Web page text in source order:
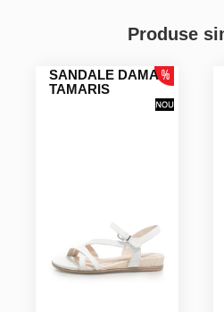
Produse
SANDALE DAMA
TAMARIS